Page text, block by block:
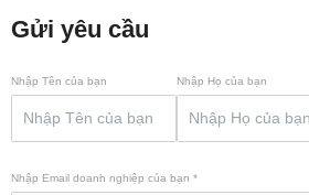
Gửi yêu cầu
Nhập Tên của bạn Nhập Họ của bạn
Nhập Email doanh nghiệp của bạn *